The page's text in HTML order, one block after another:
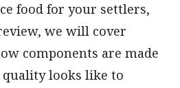
food for your settlers,
we will cover
components are made
looks like to